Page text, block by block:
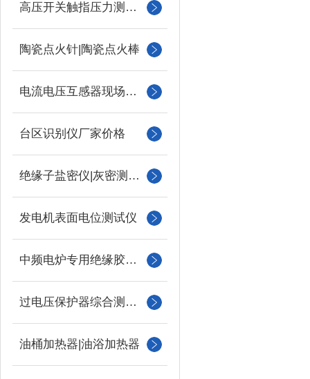
高压开关触指压力测试仪
陶瓷点火针|陶瓷点火棒
电流电压互感器现场校验仪
台区识别仪厂家价格
绝缘子盐密仪|灰密测试仪
发电机表面电位测试仪
中频电炉专用绝缘胶木柱
过电压保护器综合测试仪
油桶加热器|油浴加热器